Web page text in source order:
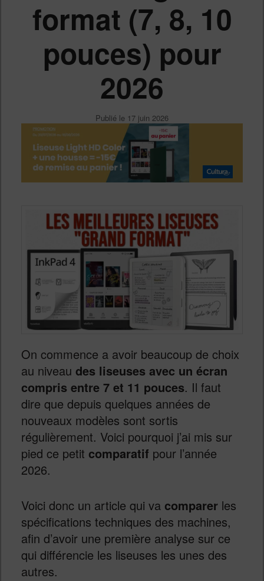
format (7, 8, 10
pouces) pour
2026
Publié le 17 juin 2026
On commence a avoir beaucoup de choix
au niveau des liseuses avec un écran
compris entre 7 et 11 pouces. Il faut
dire que depuis quelques années de
nouveaux modèles sont sortis
régulièrement. Voici pourquoi j’ai mis sur
pied ce petit comparatif pour l’année
2026.
Voici donc un article qui va comparerles
spécifications techniques des machines,
afin d’avoir une première analyse sur ce
qui différencie les liseuses les unes des
autres.